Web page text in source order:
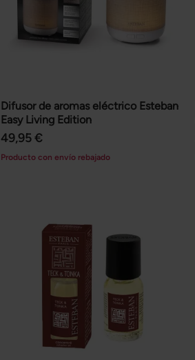
Difusor de aromas eléctrico Esteban
Easy Living Edition
49,95 €
Producto con envío rebajado